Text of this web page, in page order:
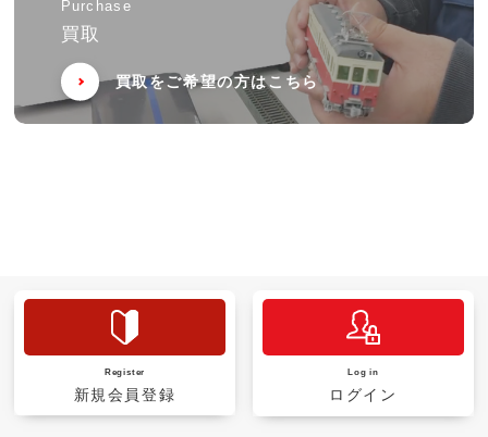
Purchase
買取
買取をご希望の方はこちら
Register
新規会員登録
Log in
ログイン